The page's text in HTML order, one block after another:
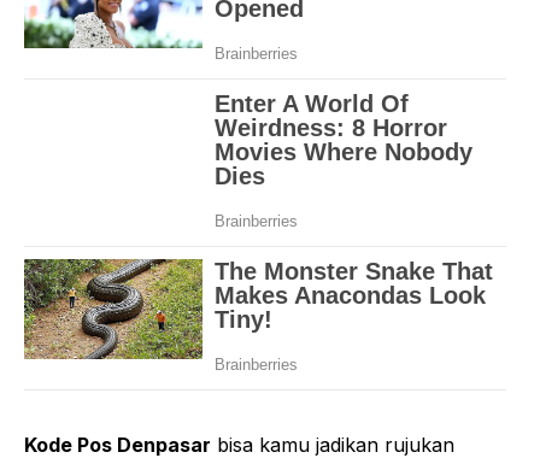
Kode Pos Denpasar bisa kamu jadikan rujukan